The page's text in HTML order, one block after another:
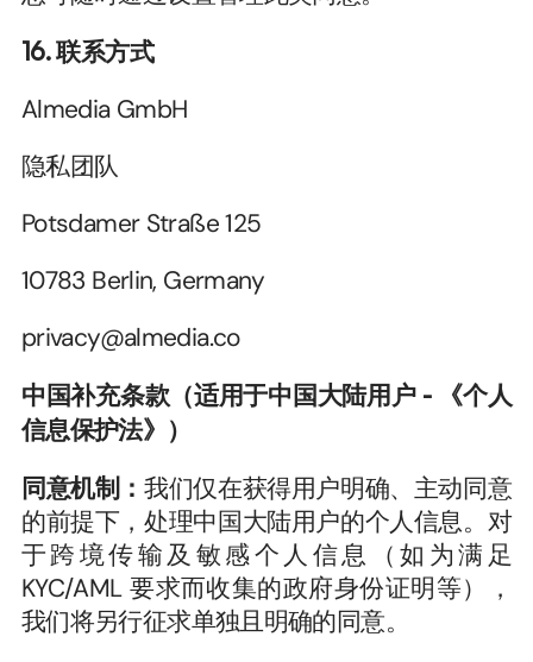
16. 联系方式
Almedia GmbH
隐私团队
Potsdamer Straße 125
10783 Berlin, Germany
privacy@almedia.co
中国补充条款（适用于中国大陆用户 - 《个人
信息保护法》）
同意机制：我们仅在获得用户明确、主动同意
的前提下，处理中国大陆用户的个人信息。对
于跨境传输及敏感个人信息（如为满足
KYC/AML 要求而收集的政府身份证明等），
我们将另行征求单独且明确的同意。